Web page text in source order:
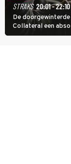
STRAKS 20:01 - 22:10
De
Collateral een
Cruise) heeft hem